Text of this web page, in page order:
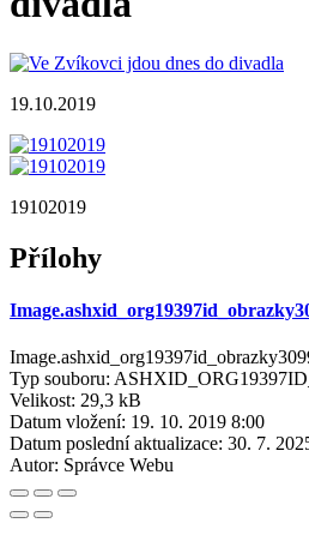
19.10.2019
19102019
Přílohy
Typ souboru:
Velikost: 29,3 kB
Datum vložení: 19. 10. 2019 8:00
Datum poslední aktualizace: 30. 7.
Autor: Správce Webu